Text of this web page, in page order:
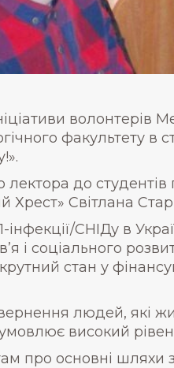
волонтерів
факультету
лектора до
Хрест» Світлана
інфекції/СНІДу в
і соціального
стан у
людей, які
високий
про основні